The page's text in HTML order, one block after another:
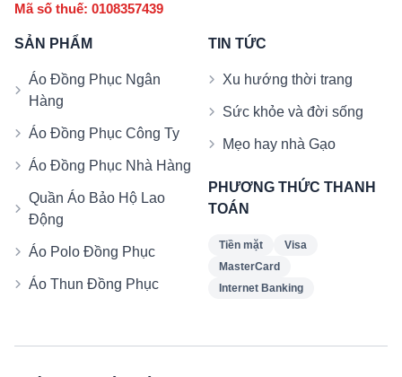
Mã số thuế: 0108357439
SẢN PHẨM
Áo Đồng Phục Ngân
Hàng
Áo Đồng Phục Công Ty
Áo Đồng Phục Nhà Hàng
Quần Áo Bảo Hộ Lao
Động
Áo Polo Đồng Phục
Áo Thun Đồng Phục
TIN TỨC
Xu hướng thời trang
Sức khỏe và đời sống
Mẹo hay nhà Gạo
PHƯƠNG THỨC THANH
TOÁN
Tiền mặt
Visa
MasterCard
Internet Banking